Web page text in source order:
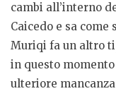
cambi all’interno
Caicedo e sa come
Muriqi fa un altro
in questo
ulteriore